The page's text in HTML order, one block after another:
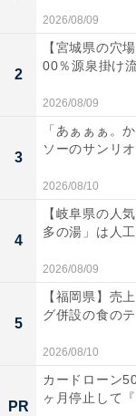
商品名
ONE PIECE めじ
メーカー
2026/08/09
2
【宮城県の穴
00％源泉掛け
2026/08/09
3
「あぁぁぁ。
ソーのサンリ
2026/08/10
4
【岐阜県の人
多の湯」は人
2026/08/09
5
【福岡県】売
グ併設の食の
2026/08/10
PR
カードローン
ヶ月停止して